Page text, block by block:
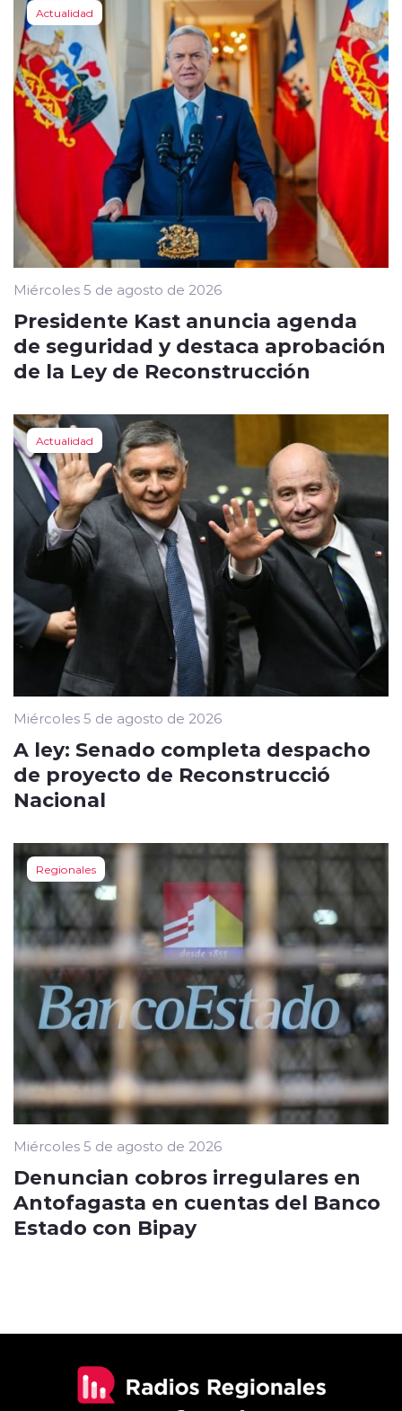
Actualidad
Miércoles 5 de agosto de 2026
Presidente Kast anuncia agenda
de seguridad y destaca aprobación
de la Ley de Reconstrucción
Actualidad
Miércoles 5 de agosto de 2026
A ley: Senado completa despacho
de proyecto de Reconstrucció
Nacional
Regionales
Miércoles 5 de agosto de 2026
Denuncian cobros irregulares en
Antofagasta en cuentas del Banco
Estado con Bipay